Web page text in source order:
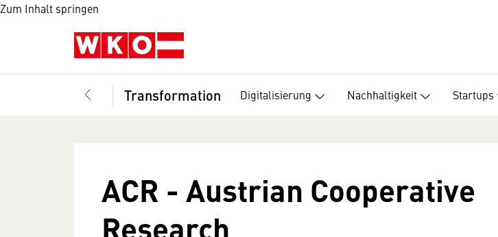
Zum Inhalt springen
Transformation Digitalisierung Nachhaltigkeit Startups
ACR - Austrian Cooperative
Research